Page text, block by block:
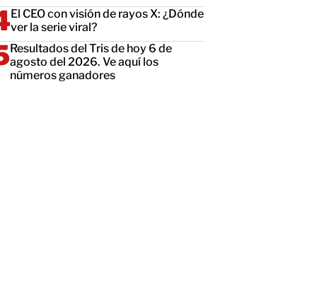
El CEO con visión de rayos X: ¿Dónde
ver la serie viral?
Resultados del Tris de hoy 6 de
agosto del 2026. Ve aquí los
números ganadores